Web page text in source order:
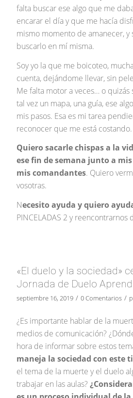
falta buscar ese algo que me
encarar el día y que me hacía
mismo momento de amanecer, y
buscarlo en mí misma.
Soy yo la que me boicoteo,
cuenta, dejándome llevar, sin
Me falta motor a veces… o quizás
tal vez un mapa, una guía, ese
mis pasos. Esa es mi tarea
reconocer que me está costando.
Quiero sacarle chispas a la
ese fin de semana junto a
mis comandantes. Quiero
vosotras.
Necesito ayuda y quiero
PINCELADAS 2 y reencontrarnos
«El duelo y la sociedad»
Jornada de Duelo
septiembre 16, 2019 / 0 Comentarios /
¿Es importante hablar de la
medios de comunicación?
hora de informar sobre estos
maneja la sociedad con este
el tema de la muerte y el duelo
trabajar en las aulas?